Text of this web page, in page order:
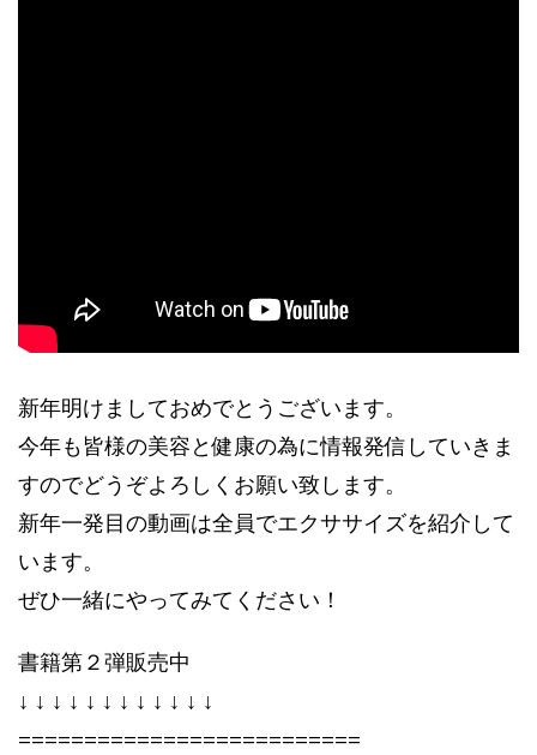
新年明けましておめでとうございます。
今年も皆様の美容と健康の為に情報発信していきま
すのでどうぞよろしくお願い致します。
新年一発目の動画は全員でエクササイズを紹介して
います。
ぜひ一緒にやってみてください！
書籍第２弾販売中
↓ ↓ ↓ ↓ ↓ ↓ ↓ ↓ ↓ ↓ ↓ ↓
==========================